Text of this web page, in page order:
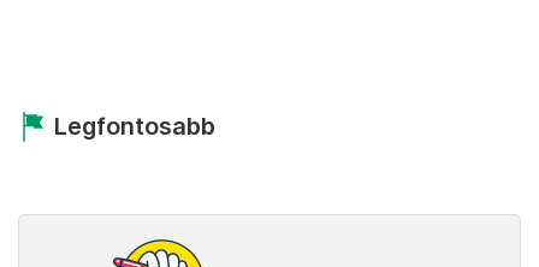
Legfontosabb